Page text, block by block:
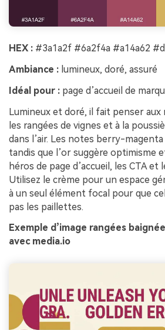
HEX : #3a1a2f #6a2f4a #a14a62
Ambiance : lumineux, doré, assuré
Idéal pour : page d’accueil de
Lumineux et doré, il fait penser aux
les rangées de vignes et à la
dans l’air. Les notes berry-
tandis que l’or suggère optimisme
héros de page d’accueil, les CTA et
Utilisez le crème pour un espace
à un seul élément focal pour que
pas les paillettes.
Exemple d’image rangées
avec media.io